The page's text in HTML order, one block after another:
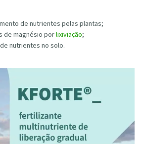
de nutrientes pelas plantas;
de magnésio porlixiviação;
nutrientes no solo.